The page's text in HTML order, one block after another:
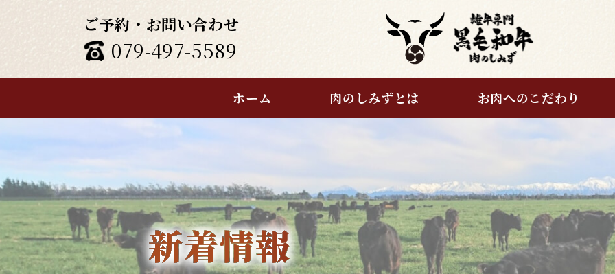
ご予約・お問い合わせ
079-497-5589
ホーム 肉のしみずとは お肉へのこだわり